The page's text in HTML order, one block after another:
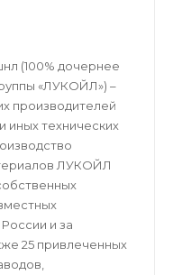
(100% дочернее
«ЛУКОЙЛ») –
производителей
иных технических
ЛУКОЙЛ
и за
25 привлеченных